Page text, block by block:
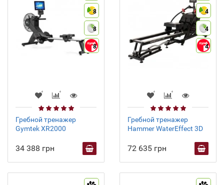
8
8
8
Гребной тренажер
Gymtek XR2000
34 388 грн
4
4
4
Гребной тренажер
Hammer WaterEffect 3D
72 635 грн